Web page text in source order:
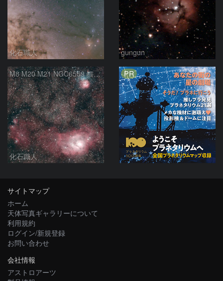
化石職人 gungun
M8 M20 M21 NGC6559 猫の手星雲 いて座
化石職人
PR
サイトマップ
ホーム
天体写真ギャラリーについて
利用規約
ログイン/新規登録
お問い合わせ
会社情報
アストロアーツ